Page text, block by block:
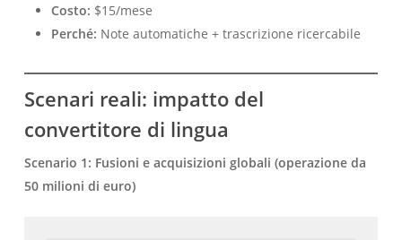
Costo: $15/mese
Perché: Note automatiche + trascrizione ricercabile
Scenari reali: impatto del
convertitore di lingua
Scenario 1: Fusioni e acquisizioni globali (operazione da
50 milioni di euro)